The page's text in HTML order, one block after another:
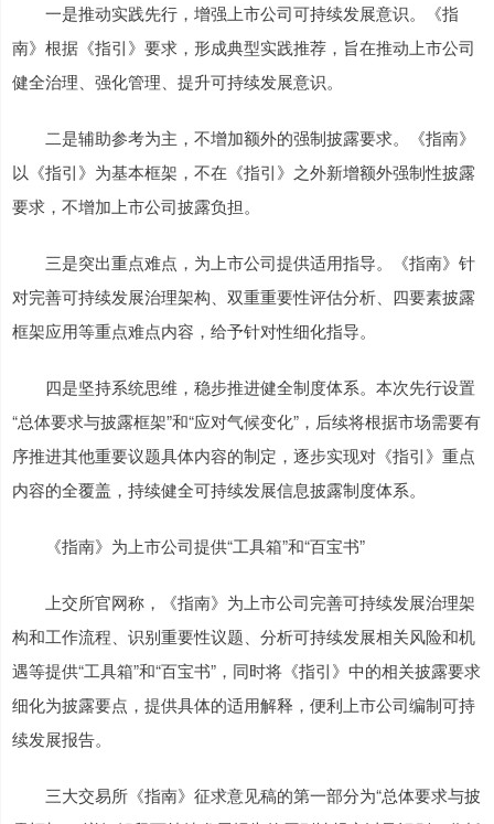
一是推动实践先行，增强上市公司可持续发展意识。《指
南》根据《指引》要求，形成典型实践推荐，旨在推动上市公司
健全治理、强化管理、提升可持续发展意识。
二是辅助参考为主，不增加额外的强制披露要求。《指南》
以《指引》为基本框架，不在《指引》之外新增额外强制性披露
要求，不增加上市公司披露负担。
三是突出重点难点，为上市公司提供适用指导。《指南》针
对完善可持续发展治理架构、双重重要性评估分析、四要素披露
框架应用等重点难点内容，给予针对性细化指导。
四是坚持系统思维，稳步推进健全制度体系。本次先行设置
“总体要求与披露框架”和“应对气候变化”，后续将根据市场需要有
序推进其他重要议题具体内容的制定，逐步实现对《指引》重点
内容的全覆盖，持续健全可持续发展信息披露制度体系。
《指南》为上市公司提供“工具箱”和“百宝书”
上交所官网称，《指南》为上市公司完善可持续发展治理架
构和工作流程、识别重要性议题、分析可持续发展相关风险和机
遇等提供“工具箱”和“百宝书”，同时将《指引》中的相关披露要求
细化为披露要点，提供具体的适用解释，便利上市公司编制可持
续发展报告。
三大交易所《指南》征求意见稿的第一部分为“总体要求与披